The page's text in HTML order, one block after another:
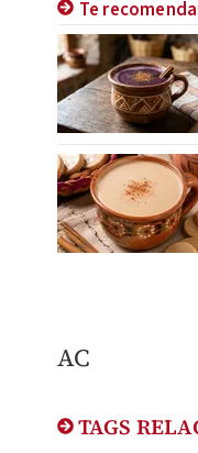
Te
AC
TAGS